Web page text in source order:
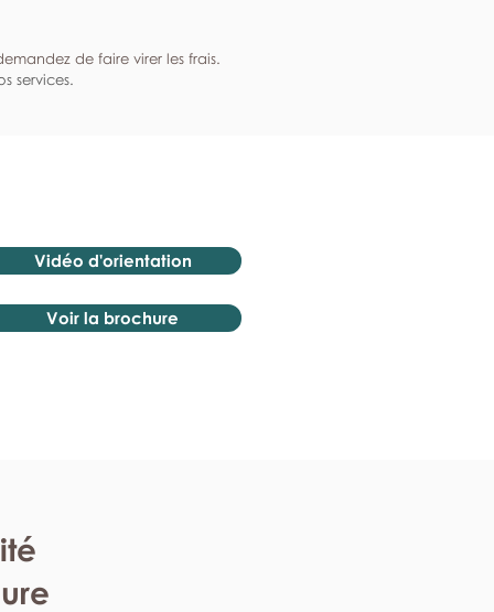
de faire virer les frais.
services.
Vidéo d'orientation
Voir la brochure